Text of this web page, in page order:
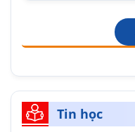
Tin học